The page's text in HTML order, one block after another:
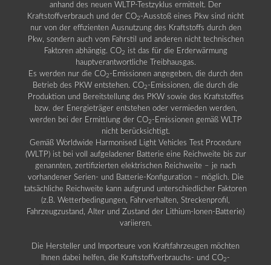
anhand des neuen WLTP-Testzyklus ermittelt. Der
Kraftstoffverbrauch und der CO2 -Ausstoß eines Pkw sind nicht
nur von der effizienten Ausnutzung des Kraftstoffs durch den
Pkw, sondern auch vom Fahrstil und anderen nicht technischen
Faktoren abhängig. CO2 ist das für die Erderwärmung
hauptverantwortliche Treibhausgas.
Es werden nur die CO2 -Emissionen angegeben, die durch den
Betrieb des PKW entstehen. CO2 -Emissionen, die durch die
Produktion und Bereitstellung des PKW sowie des Kraftstoffes
bzw. der Energieträger entstehen oder vermieden werden,
werden bei der Ermittlung der CO2 -Emissionen gemäß WLTP
nicht berücksichtigt.
Gemäß Worldwide Harmonised Light Vehicles Test Procedure
(WLTP) ist bei voll aufgeladener Batterie eine Reichweite bis zur
genannten, zertifizierten elektrischen Reichweite – je nach
vorhandener Serien- und Batterie-Konfiguration – möglich. Die
tatsächliche Reichweite kann aufgrund unterschiedlicher Faktoren
(z.B. Wetterbedingungen, Fahrverhalten, Streckenprofil,
Fahrzeugzustand, Alter und Zustand der Lithium-Ionen-Batterie)
variieren.
Die Hersteller und Importeure von Kraftfahrzeugen möchten
Ihnen dabei helfen, die Kraftstoffverbrauchs- und CO2 -